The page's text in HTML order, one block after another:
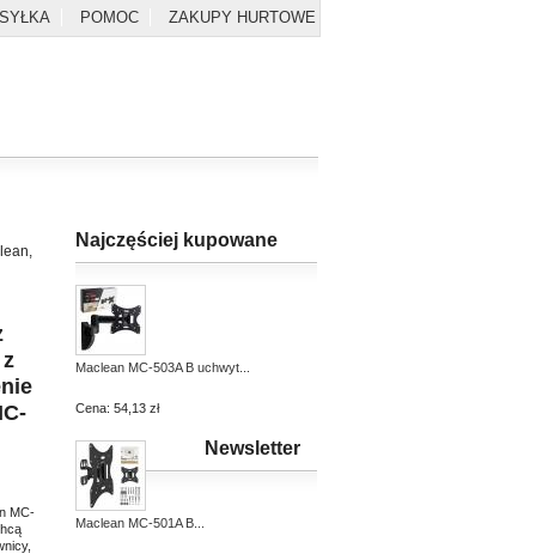
POMOC ZAKUPY HURTOWE
MC-
Najczęściej kupowane
Maclean MC-503A B uchwyt...
Cena: 54,13 zł
Maclean MC-501A B...
Newsletter